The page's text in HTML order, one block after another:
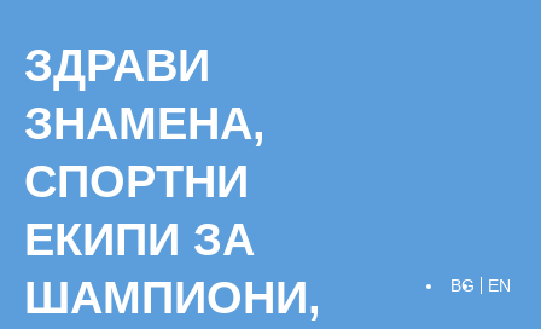
content
ЗДРАВИ
ЗНАМЕНА,
СПОРТНИ
ЕКИПИ ЗА
ШАМПИОНИ,
BG EN